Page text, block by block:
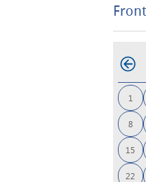
Front
1
8
15
22